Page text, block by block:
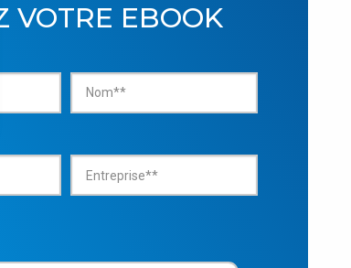
VOTRE EBOOK